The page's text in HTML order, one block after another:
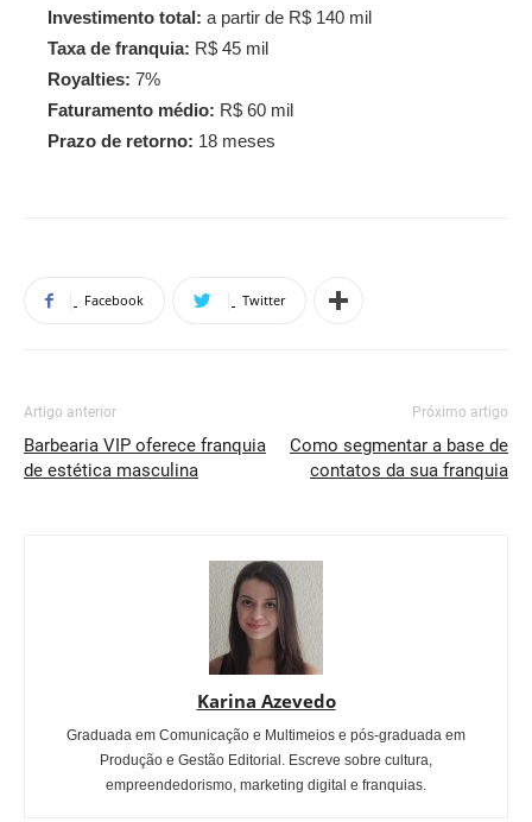
Investimento total: a partir de R$ 140 mil
Taxa de franquia: R$ 45 mil
Royalties: 7%
Faturamento médio: R$ 60 mil
Prazo de retorno: 18 meses
Facebook Twitter
Artigo anterior
Barbearia VIP oferece franquia
de estética masculina
Próximo artigo
Como segmentar a base de
contatos da sua franquia
Karina Azevedo
Graduada em Comunicação e Multimeios e pós-graduada em
Produção e Gestão Editorial. Escreve sobre cultura,
empreendedorismo, marketing digital e franquias.